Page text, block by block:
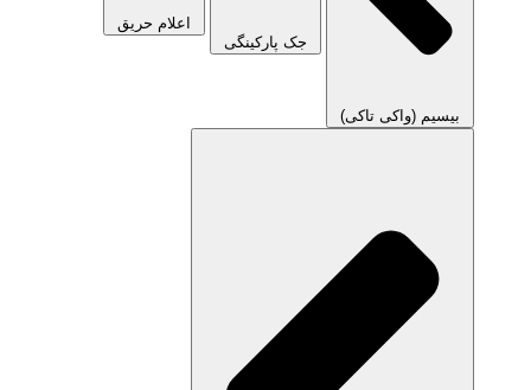
بیسیم (واکی تاکی)
جک پارکینگی
اعلام حریق